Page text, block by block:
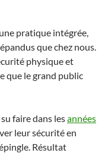
pratique intégrée,
que chez nous.
physique et
que le grand public
su faire dans lesannées
leur sécurité en
Résultat